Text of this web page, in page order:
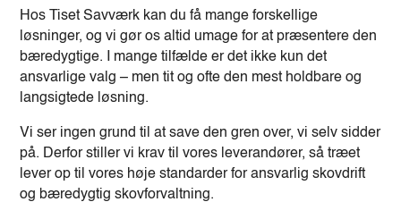
Hos Tiset Savværk kan du få mange forskellige
løsninger, og vi gør os altid umage for at præsentere den
bæredygtige. I mange tilfælde er det ikke kun det
ansvarlige valg – men tit og ofte den mest holdbare og
langsigtede løsning.
Vi ser ingen grund til at save den gren over, vi selv sidder
på. Derfor stiller vi krav til vores leverandører, så træet
lever op til vores høje standarder for ansvarlig skovdrift
og bæredygtig skovforvaltning.